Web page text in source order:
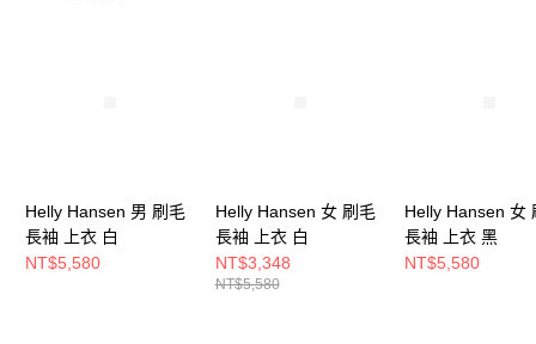
Helly Hansen 男 刷毛
長袖 上衣 白
NT$5,580
Helly Hansen 女 刷毛
長袖 上衣 白
NT$3,348
NT$5,580
Helly Hansen 女
長袖 上衣 黑
NT$5,580